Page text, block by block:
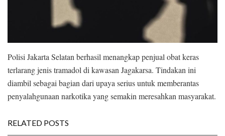
Polisi Jakarta Selatan berhasil menangkap penjual obat keras
terlarang jenis tramadol di kawasan Jagakarsa. Tindakan ini
diambil sebagai bagian dari upaya serius untuk memberantas
penyalahgunaan narkotika yang semakin meresahkan masyarakat.
RELATED POSTS